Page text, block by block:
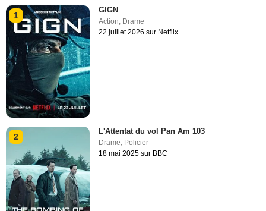
1
GIGN
Action, Drame
22 juillet 2026 sur Netflix
2
L'Attentat du vol Pan Am 103
Drame Policier
18 mai 2025 sur BBC